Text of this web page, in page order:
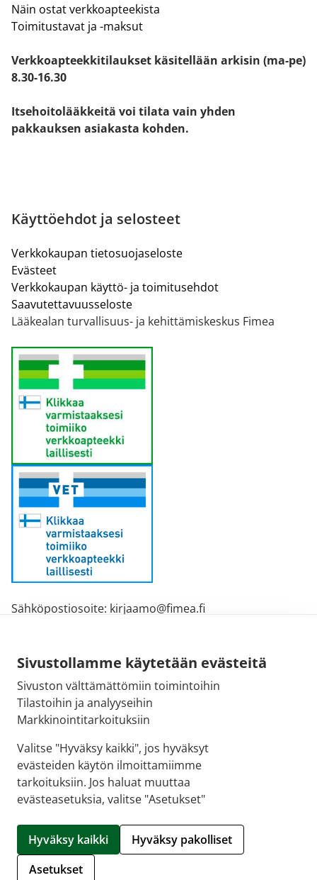
Sivustollamme käytetään evästeitä
Sivuston välttämättömiin toimintoihin
Tilastoihin ja analyyseihin
Markkinointitarkoituksiin
Valitse "Hyväksy kaikki", jos hyväksyt
evästeiden käytön ilmoittamiimme
tarkoituksiin. Jos haluat muuttaa
evästeasetuksia, valitse "Asetukset"
Hyväksy kaikki
Hyväksy pakolliset
Asetukset
Näin ostat verkkoapteekista
Toimitustavat ja -maksut
Verkkoapteekkitilaukset käsitellään arkisin (ma-pe)
8.30-16.30
Itsehoitolääkkeitä voi tilata vain yhden
pakkauksen asiakasta kohden.
Käyttöehdot ja selosteet
Verkkokaupan tietosuojaseloste
Evästeet
Verkkokaupan käyttö- ja toimitusehdot
Saavutettavuusseloste
Lääkealan turvallisuus- ja kehittämiskeskus Fimea
Sähköpostiosoite: kirjaamo@fimea.fi
Hallitse evästeitä